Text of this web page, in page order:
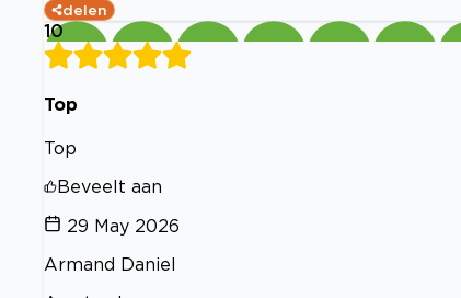
delen
10
Top
Top
Beveelt aan
29 May 2026
Armand Daniel